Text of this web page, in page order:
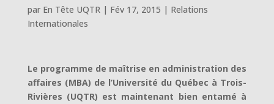
par En Tête UQTR| Fév 17, 2015 | Relations
Internationales
Le programme de maîtrise en administration des
affaires (MBA) de l’Université du Québec à Trois-
Rivières (UQTR) est maintenant bien entamé à